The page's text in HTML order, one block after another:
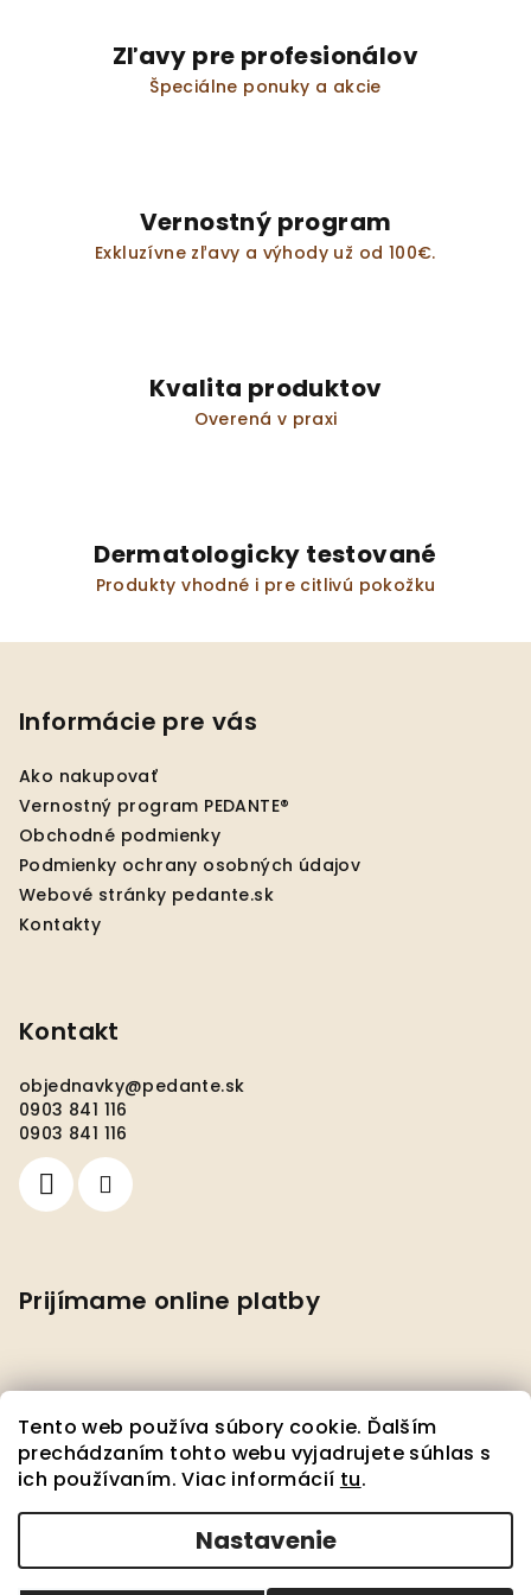
Tento web používa súbory cookie. Ďalším
prechádzaním tohto webu vyjadrujete súhlas s
ich používaním. Viac informácií tu.
Nastavenie
v
k
i
s
Zľavy pre profesionálov
Špeciálne ponuky a akcie
Vernostný program
Exkluzívne zľavy a výhody už od 100€.
Kvalita produktov
Overená v praxi
Dermatologicky testované
Produkty vhodné i pre citlivú pokožku
Informácie pre vás
Ako nakupovať
Vernostný program PEDANTE®
Obchodné podmienky
Podmienky ochrany osobných údajov
Webové stránky pedante.sk
Kontakty
Kontakt
objednavky@pedante.sk
0903 841 116
0903 841 116
Prijímame online platby
Facebook
Pedante s.r.o.. Všetky práva